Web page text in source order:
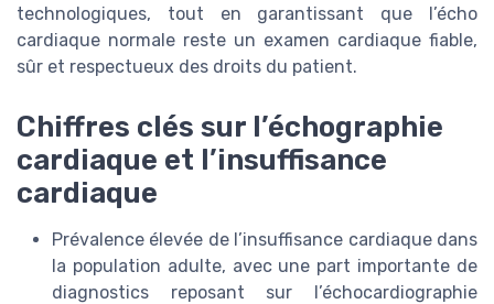
technologiques, tout en garantissant que l’écho
cardiaque normale reste un examen cardiaque fiable,
sûr et respectueux des droits du patient.
Chiffres clés sur l’échographie
cardiaque et l’insuffisance
cardiaque
Prévalence élevée de l’insuffisance cardiaque dans
la population adulte, avec une part importante de
diagnostics reposant sur l’échocardiographie